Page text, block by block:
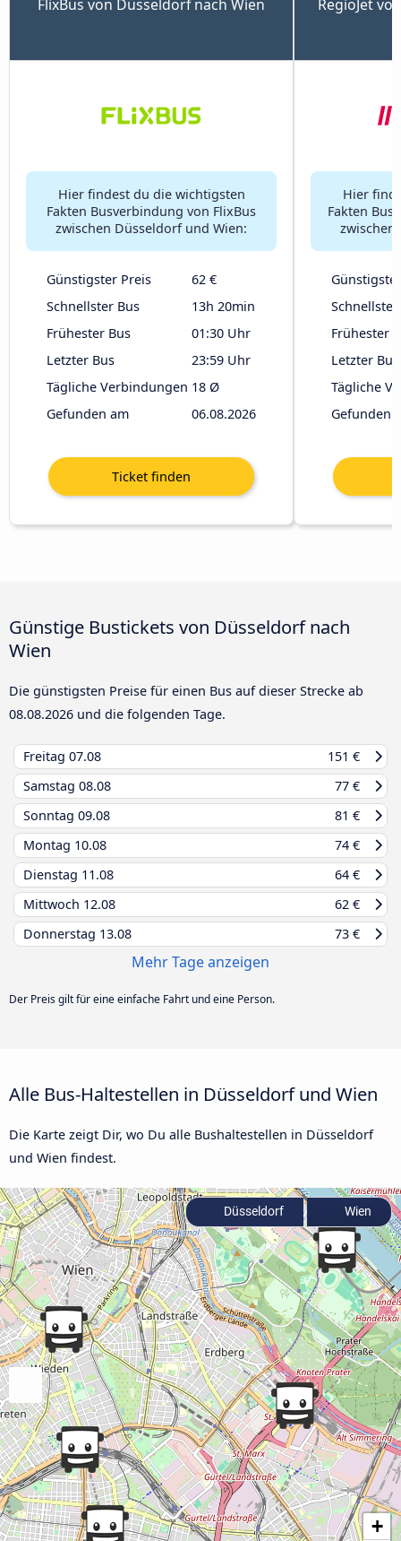
FlixBus von Düsseldorf nach Wien
Hier findest du die wichtigsten
Fakten Busverbindung von FlixBus
zwischen Düsseldorf und Wien:
Günstigster Preis
62 €
Schnellster Bus
13h 20min
Frühester Bus
01:30 Uhr
Letzter Bus
23:59 Uhr
Tägliche Verbindungen 18 Ø
Gefunden am
06.08.2026
RegioJet
Hier
Fakten
zwischen
Schnellster
Frühester
Letzter Bus
Tägliche
Gefunden
Günstige Bustickets von Düsseldorf nach
Wien
Die günstigsten Preise für einen Bus auf dieser Strecke ab
08.08.2026 und die folgenden Tage.
Freitag 07.08
151 €
Samstag 08.08
77 €
Sonntag 09.08
81 €
Montag 10.08
74 €
Dienstag 11.08
64 €
Mittwoch 12.08
62 €
Donnerstag 13.08 73 €
Mehr Tage anzeigen
Der Preis gilt für eine einfache Fahrt und eine Person.
Alle Bus-Haltestellen in Düsseldorf und Wien
Die Karte zeigt Dir, wo Du alle Bushaltestellen in Düsseldorf
und Wien findest.
+
Düsseldorf Wien